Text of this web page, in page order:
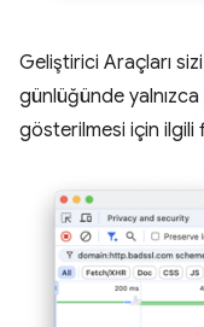
Geliştirici Araçları
günlüğünde
gösterilmesi için ilgili